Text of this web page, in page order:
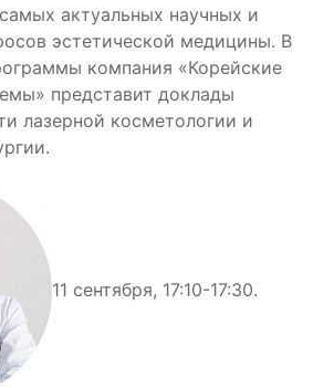
актуальных научных и
эстетической медицины. В
компания «Корейские
представит доклады
лазерной косметологии и
11 сентября, 17:10-17:30.